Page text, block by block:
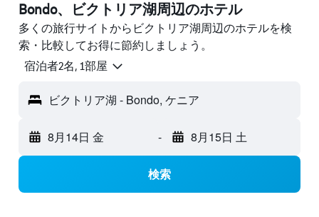
Bondo​、ビクトリア湖周辺のホテル
多くの旅行サイトからビクトリア湖周辺のホテルを検
索・比較してお得に節約しましょう。
宿泊者2名, 1​部屋
ビクトリア湖 - Bondo, ケニア
8月14日 金 - 8月15日 土
検索